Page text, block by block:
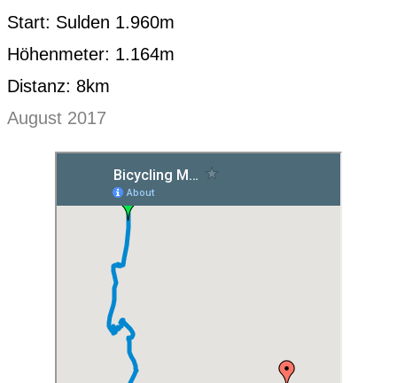
Start: Sulden 1.960m
Höhenmeter: 1.164m
Distanz: 8km
August 2017